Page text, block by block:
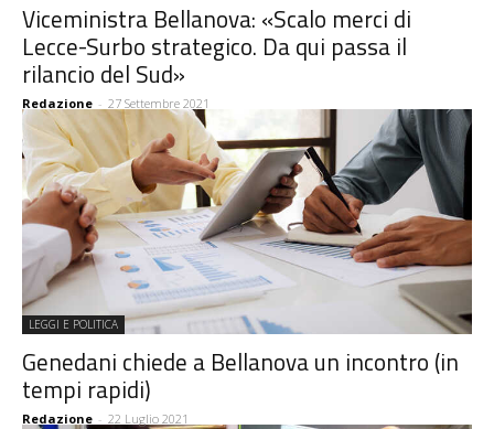
Viceministra Bellanova: «Scalo merci di
Lecce-Surbo strategico. Da qui passa il
rilancio del Sud»
Redazione - 27 Settembre 2021
LEGGI E POLITICA
Genedani chiede a Bellanova un incontro (in
tempi rapidi)
Redazione - 22 Luglio 2021